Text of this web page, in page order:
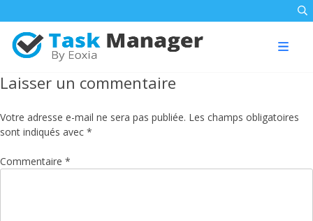
to
content
Laisser un commentaire
Votre adresse e-mail ne sera pas publiée. Les champs obligatoires
sont indiqués avec *
Commentaire *
DOCUMENTATION
FAQ